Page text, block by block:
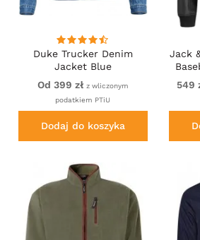
Duke Trucker Denim
Jacket Blue
Od 399 zł z wliczonym
podatkiem PTiU
Dodaj do koszyka
Jack
549